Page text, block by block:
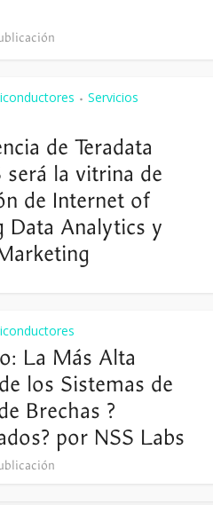
• Servicios
de Teradata
será la vitrina de
de Internet of
Data Analytics y
La Más Alta
los Sistemas de
Brechas ?
por NSS Labs